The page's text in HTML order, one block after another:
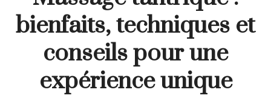
bienfaits, techniques et
conseils pour une
expérience unique